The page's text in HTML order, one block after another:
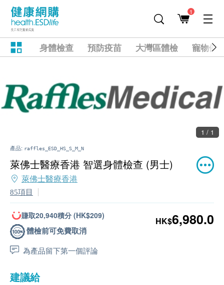
1
身體檢查 預防疫苗 大灣區體檢 寵物健
1 / 1
產品: raffles_ESD_HS_S_M_N
萊佛士醫療香港 智選身體檢查 (男士)
萊佛士醫療香港
85項目
賺取20,940積分 (HK$209)
體檢前可免費取消
為產品留下第一個評論
HK$6,980.0
建議給